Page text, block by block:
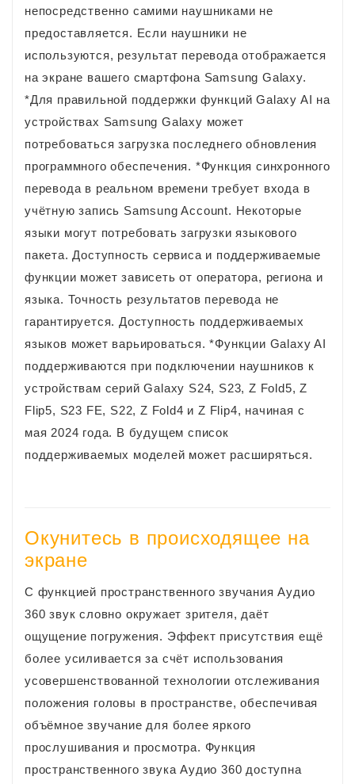
непосредственно самими наушниками не
предоставляется. Если наушники не
используются, результат перевода отображается
на экране вашего смартфона Samsung Galaxy.
*Для правильной поддержки функций Galaxy AI на
устройствах Samsung Galaxy может
потребоваться загрузка последнего обновления
программного обеспечения. *Функция синхронного
перевода в реальном времени требует входа в
учётную запись Samsung Account. Некоторые
языки могут потребовать загрузки языкового
пакета. Доступность сервиса и поддерживаемые
функции может зависеть от оператора, региона и
языка. Точность результатов перевода не
гарантируется. Доступность поддерживаемых
языков может варьироваться. *Функции Galaxy AI
поддерживаются при подключении наушников к
устройствам серий Galaxy S24, S23, Z Fold5, Z
Flip5, S23 FE, S22, Z Fold4 и Z Flip4, начиная с
мая 2024 года. В будущем список
поддерживаемых моделей может расширяться.
Окунитесь в происходящее на
экране
С функцией пространственного звучания Аудио
360 звук словно окружает зрителя, даёт
ощущение погружения. Эффект присутствия ещё
более усиливается за счёт использования
усовершенствованной технологии отслеживания
положения головы в пространстве, обеспечивая
объёмное звучание для более яркого
прослушивания и просмотра. Функция
пространственного звука Аудио 360 доступна